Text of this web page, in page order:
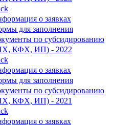
о заявках
для заполнения
по субсидированию
КФХ, ИП) - 2022
о заявках
для заполнения
по субсидированию
КФХ, ИП) - 2021
о заявках